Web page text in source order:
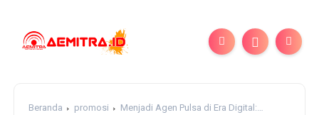
Beranda promosi
Menjadi Agen Pulsa di Era Digital: